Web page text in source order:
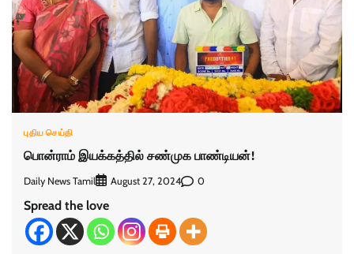
புதிய செய்தி
பொன்ராம் இயக்கத்தில் சண்முக பாண்டியன்!
Daily News Tamil August 27, 2024 0
Spread the love